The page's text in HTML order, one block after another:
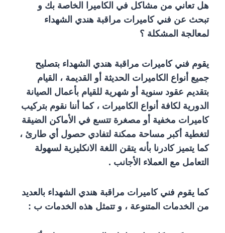
هل تعاني من مشاكل في الكاميرا الخاصة بك و
تبحث عن فني كاميرات مراقبة هندي الشهداء
لمعالجة المشكلة ؟
يقوم فني كاميرات مراقبة هندي الشهداء بتصليح
جميع أنواع الكاميرات الحديثة أو القديمة ، القيام
بتقديم عقود سنوية أو شهرية للقيام بأعمال الصيانة
الدورية لكافة أنواع الكاميرات ، كما أننا نقوم بتركيب
كاميرات مخفية أو مصغرة تتسع في الأماكن الضيقة
لتغطية أكبر مساحة ممكنة لتفادي حصول أي طارئ ،
كما يتميز كادرنا بأنه يتقن اللغة الانكليزية لسهولة
التعامل مع العملاء الأجانب .
كما يقوم فني كاميرات مراقبة هندي الشهداء بالعديد
من الخدمات المتنوعة ، و تتمثل هذه الخدمات ب :